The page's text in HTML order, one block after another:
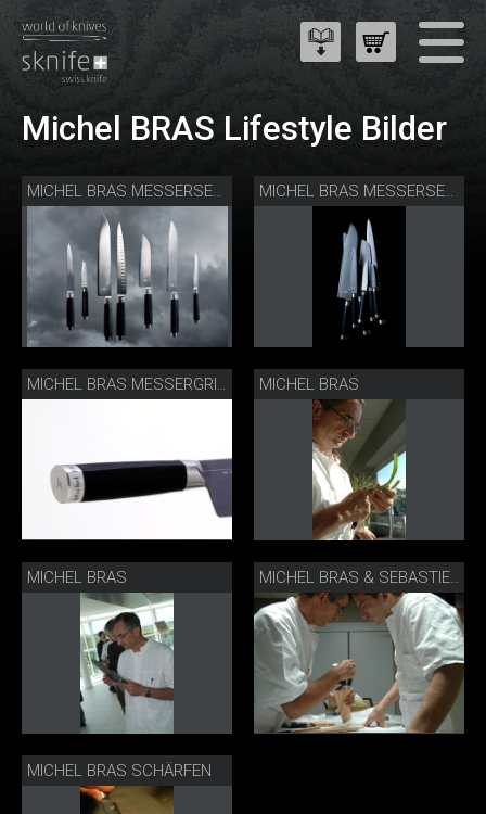
Michel BRAS Lifestyle Bilder
MICHEL BRAS MESSERSERIE MICHEL BRAS MESSERSERIE
MICHEL BRAS MESSERGRIFF MICHEL BRAS
MICHEL BRAS
MICHEL BRAS SCHÄRFEN